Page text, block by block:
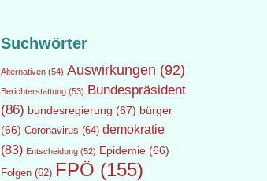
Suchwörter
Alternativen(54) Auswirkungen (92)
Berichterstattung(53) Bundespräsident
(86) bundesregierung (67) bürger
(66) Coronavirus (64) demokratie
(83) Entscheidung(52) Epidemie(66)
Folgen(62) FPÖ (155)